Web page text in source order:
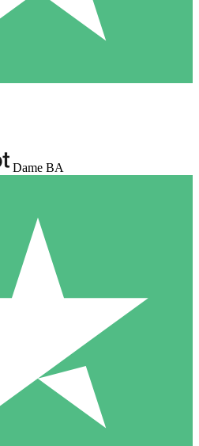
Dame BA